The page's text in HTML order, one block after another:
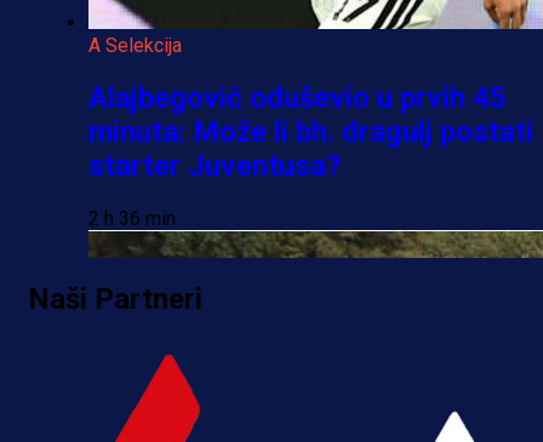
A Selekcija
Alajbegović oduševio u prvih 45
minuta: Može li bh. dragulj postati
starter Juventusa?
2 h 36 min
Naši Partneri